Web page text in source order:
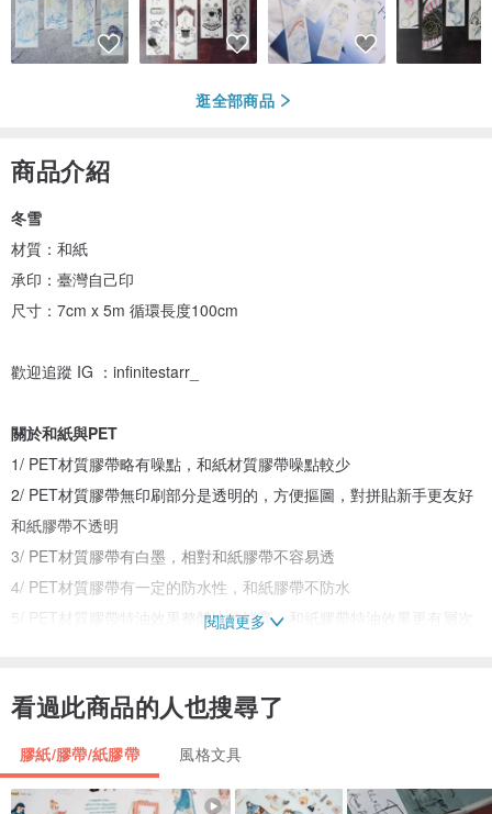
逛全部商品
商品介紹
冬雪
材質：和紙
承印：臺灣自己印
尺寸：7cm x 5m 循環長度100cm
歡迎追蹤 IG ：infinitestarr_
關於和紙與PET
1/ PET材質膠帶略有噪點，和紙材質膠帶噪點較少
2/ PET材質膠帶無印刷部分是透明的，方便摳圖，對拼貼新手更友好
和紙膠帶不透明
3/ PET材質膠帶有白墨，相對和紙膠帶不容易透
4/ PET材質膠帶有一定的防水性，和紙膠帶不防水
5/ PET材質膠帶特油效果整體比較鮮亮，和紙膠帶特油效果更有層次
購前須知
2/ 膠帶封口處會載切不平、圖案不完整及留膠
3/ 特油在1mm內的移位屬正常情況
閱讀更多
看過此商品的人也搜尋了
膠紙/膠帶/紙膠帶 風格文具